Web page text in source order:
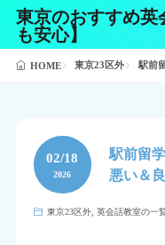
東京のおすすめ英
も安心】
HOME 東京23区外 駅前
02/18
2026
駅前留
悪い＆
東京23区外, 英会話教室の一